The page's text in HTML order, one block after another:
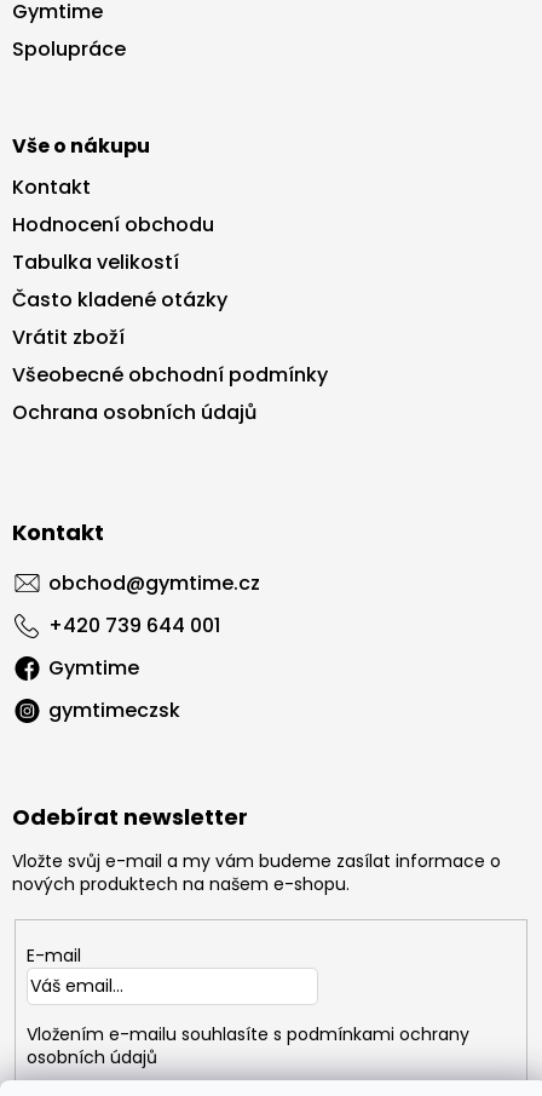
Gymtime
Spolupráce
Vše o nákupu
Kontakt
Hodnocení obchodu
Tabulka velikostí
Často kladené otázky
Vrátit zboží
Všeobecné obchodní podmínky
Ochrana osobních údajů
Kontakt
obchod@gymtime.cz
+420 739 644 001
Gymtime
gymtimeczsk
Odebírat newsletter
Vložte svůj e-mail a my vám budeme zasílat informace o
nových produktech na našem e-shopu.
E-mail
Vložením e-mailu souhlasíte s podmínkami ochrany
osobních údajů